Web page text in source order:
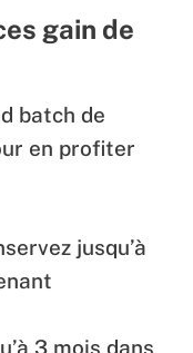
gain de
batch de
en profiter
jusqu’à
3 mois dans